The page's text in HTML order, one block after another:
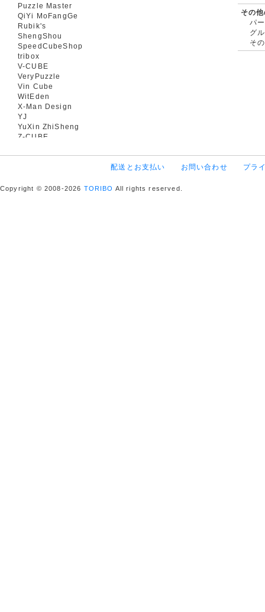
Puzzle Master
QiYi MoFangGe
Rubik's
ShengShou
SpeedCubeShop
tribox
V-CUBE
VeryPuzzle
Vin Cube
WitEden
X-Man Design
YJ
YuXin ZhiSheng
Z-CUBE
その
パ
グ
そ
配送とお支払い お問い合わせ プラ
Copyright © 2008-2026 TORIBO All rights reserved.